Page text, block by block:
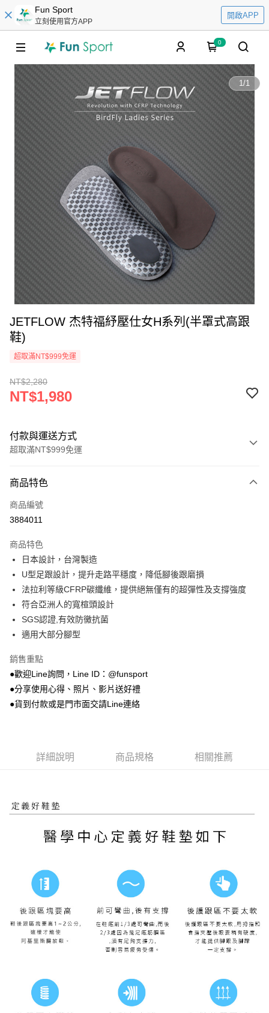
Fun Sport
立刻使用官方APP
開啟APP
0
1/1
JETFLOW 杰特福紓壓仕女H系列(半罩式高跟
鞋)
超取滿NT$999免運
NT$2,280
NT$1,980
付款與運送方式
超取滿NT$999免運
信用卡一次付款
超商取貨付款
Apple Pay
街口支付
悠遊付
Google Pay
相關說明
【關於「AFTEE先享後付」】
AFTEE先享後付是「在收到商品之後才付款」的支付方式。 讓您購物簡單
便利好安心！
１．簡單：不需註冊會員、不需綁卡、不需儲值。
１．於結帳方式選擇「AFTEE先享後付」後，將跳轉至「AFTEE先享後付」
ATM／網路銀行／等多元方式進行付款，方視為交易完成。
※ 請注意：結帳手續完成當下不需立刻繳費，但若您需要取消訂單，請聯絡
後付繳納相關費用。
客戶支援中心」
https://netprotections.freshdesk.com/support/home
【注意事項】
１．透過由恩沛科技股份有限公司提供之「AFTEE先享後付」服務完成之交
易，需依本服務之必要範圍內提供個人資料，並將交易相關給付款項請求債
權轉讓予恩沛科技股份有限公司。
２．關於個人資料處理事宜，請瀏覽以下網址：
https://aftee.tw/terms/#terms3
３．未成年的使用者請事先徵得法定代理人或監護人之同意方可使用
４．使用「AFTEE先享後付」時，將依據個別帳號之用戶狀況，依本公司即
時審查核予不同之上限額度；若仍有額度不足之情形，本公司將視審查結果
請求用戶進行身份認證。
7-11取貨付款
離島宅配(郵局)
每筆NT$100，滿NT$999(含以上)免運費
商品特色
商品編號
3884011
商品特色
日本設計，台灣製造
U型足跟設計，提升走路平穩度，降低腳後跟磨損
法拉利等級CFRP碳纖維，提供絕無僅有的超彈性及支撐強度
符合亞洲人的寬楦頭設計
SGS認證,有效防黴抗菌
適用大部分腳型
銷售重點
●歡迎Line詢問，Line ID：@funsport
●分享使用心得、照片、影片送好禮
●貨到付款或是門市面交請Line連絡
詳細說明 商品規格 相關推薦